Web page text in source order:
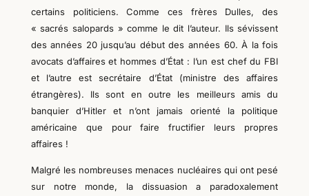
certains politiciens. Comme ces frères Dulles, des
« sacrés salopards » comme le dit l’auteur. Ils sévissent
des années 20 jusqu’au début des années 60. À la fois
avocats d’affaires et hommes d’État : l’un est chef du FBI
et l’autre est secrétaire d’État (ministre des affaires
étrangères). Ils sont en outre les meilleurs amis du
banquier d’Hitler et n’ont jamais orienté la politique
américaine que pour faire fructifier leurs propres
affaires !
Malgré les nombreuses menaces nucléaires qui ont pesé
sur notre monde, la dissuasion a paradoxalement